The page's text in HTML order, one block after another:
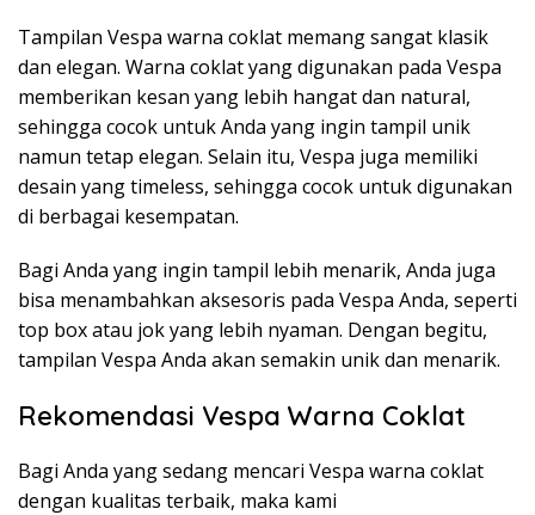
Tampilan Vespa warna coklat memang sangat klasik
dan elegan. Warna coklat yang digunakan pada Vespa
memberikan kesan yang lebih hangat dan natural,
sehingga cocok untuk Anda yang ingin tampil unik
namun tetap elegan. Selain itu, Vespa juga memiliki
desain yang timeless, sehingga cocok untuk digunakan
di berbagai kesempatan.
Bagi Anda yang ingin tampil lebih menarik, Anda juga
bisa menambahkan aksesoris pada Vespa Anda, seperti
top box atau jok yang lebih nyaman. Dengan begitu,
tampilan Vespa Anda akan semakin unik dan menarik.
Rekomendasi Vespa Warna Coklat
Bagi Anda yang sedang mencari Vespa warna coklat
dengan kualitas terbaik, maka kami